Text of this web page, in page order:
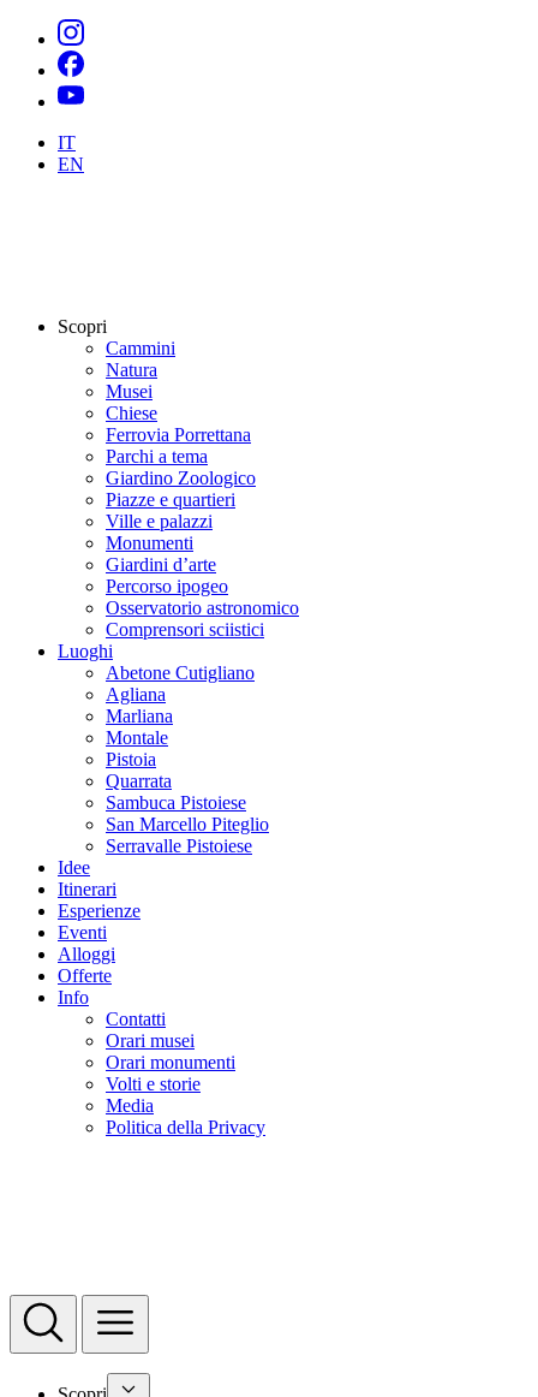
IT
EN
Scopri
Cammini
Natura
Musei
Chiese
Ferrovia Porrettana
Parchi a tema
Giardino Zoologico
Piazze e quartieri
Ville e palazzi
Monumenti
Giardini d’arte
Percorso ipogeo
Osservatorio astronomico
Comprensori sciistici
Luoghi
Abetone Cutigliano
Agliana
Marliana
Montale
Pistoia
Quarrata
Sambuca Pistoiese
San Marcello Piteglio
Serravalle Pistoiese
Idee
Itinerari
Esperienze
Eventi
Alloggi
Offerte
Info
Contatti
Orari musei
Orari monumenti
Volti e storie
Media
Politica della Privacy